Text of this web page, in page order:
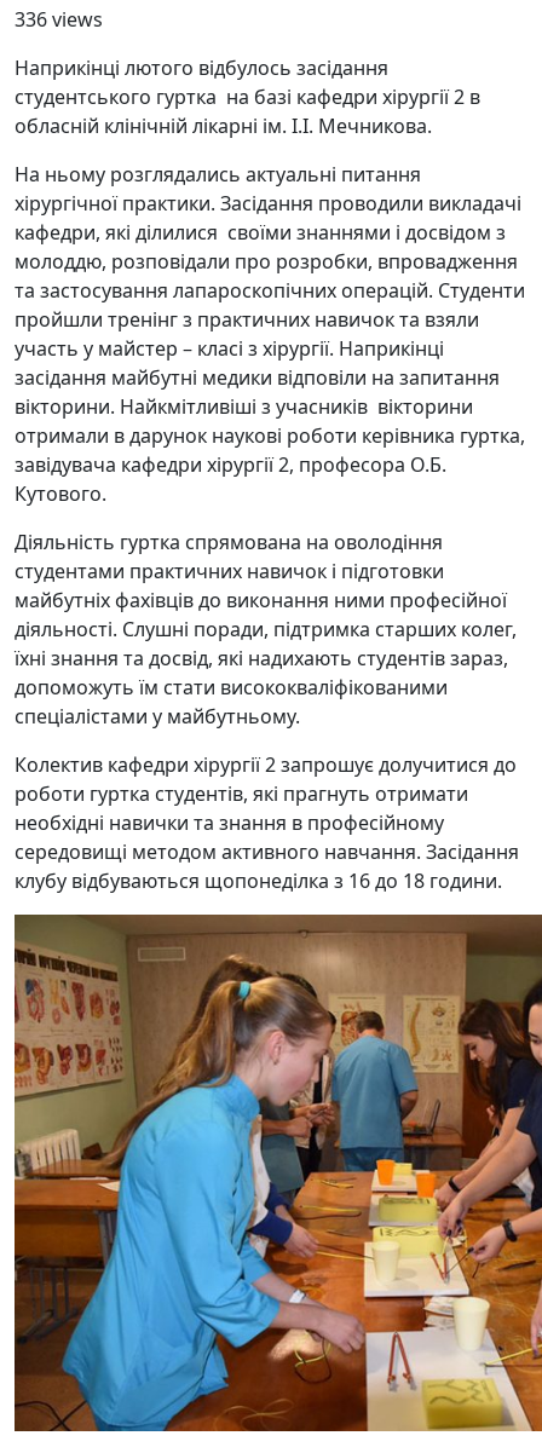
336 views
Наприкінці лютого відбулось засідання
студентського гуртка на базі кафедри хірургії 2 в
обласній клінічній лікарні ім. І.І. Мечникова.
На ньому розглядались актуальні питання
хірургічної практики. Засідання проводили викладачі
кафедри, які ділилися своїми знаннями і досвідом з
молоддю, розповідали про розробки, впровадження
та застосування лапароскопічних операцій. Студенти
пройшли тренінг з практичних навичок та взяли
участь у майстер – класі з хірургії. Наприкінці
засідання майбутні медики відповіли на запитання
вікторини. Найкмітливіші з учасників вікторини
отримали в дарунок наукові роботи керівника гуртка,
завідувача кафедри хірургії 2, професора О.Б.
Кутового.
Діяльність гуртка спрямована на оволодіння
студентами практичних навичок і підготовки
майбутніх фахівців до виконання ними професійної
діяльності. Слушні поради, підтримка старших колег,
їхні знання та досвід, які надихають студентів зараз,
допоможуть їм стати висококваліфікованими
спеціалістами у майбутньому.
Колектив кафедри хірургії 2 запрошує долучитися до
роботи гуртка студентів, які прагнуть отримати
необхідні навички та знання в професійному
середовищі методом активного навчання. Засідання
клубу відбуваються щопонеділка з 16 до 18 години.